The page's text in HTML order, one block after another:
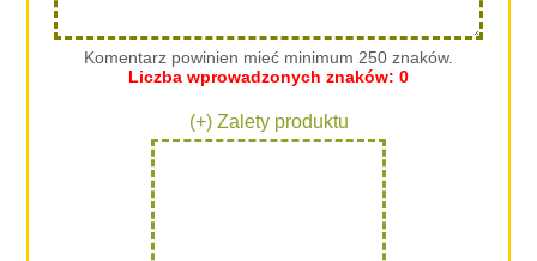
Komentarz powinien mieć minimum 250 znaków.
Liczba wprowadzonych znaków: 0
(+) Zalety produktu